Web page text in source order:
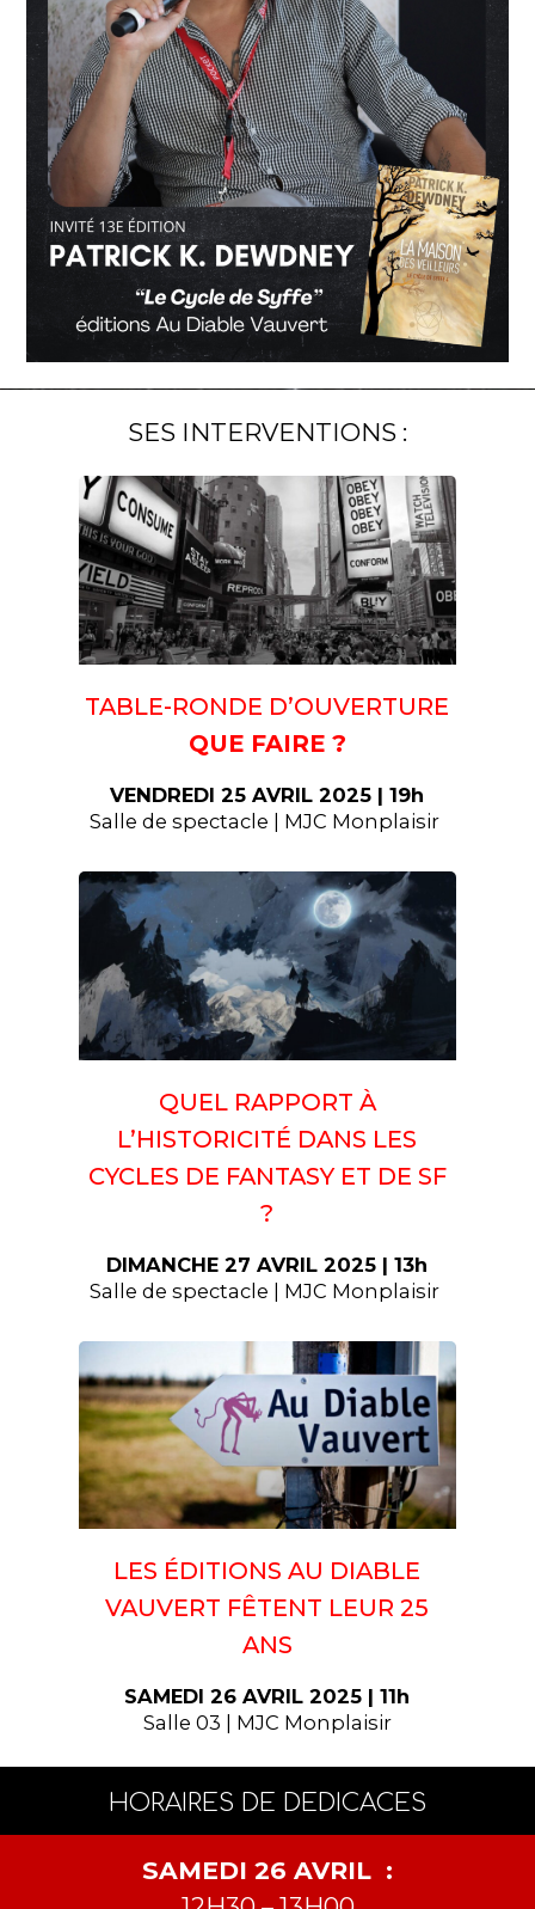
SES INTERVENTIONS :
TABLE-RONDE D’OUVERTURE
QUE FAIRE ?
VENDREDI 25 AVRIL 2025 | 19h
Salle de spectacle | MJC Monplaisir
QUEL RAPPORT À
L’HISTORICITÉ DANS LES
CYCLES DE FANTASY ET DE SF
?
DIMANCHE 27 AVRIL 2025 | 13h
Salle de spectacle | MJC Monplaisir
LES ÉDITIONS AU DIABLE
VAUVERT FÊTENT LEUR 25
ANS
SAMEDI 26 AVRIL 2025 | 11h
Salle 03 | MJC Monplaisir
HORAIRES DE DEDICACES
SAMEDI 26 AVRIL :